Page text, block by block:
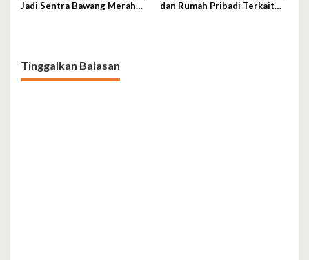
Jadi Sentra Bawang Merah
dan Rumah Pribadi Terkait
Tinggalkan Balasan